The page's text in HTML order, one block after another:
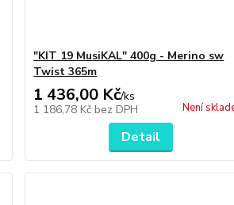
"KIT 19 MusiKAL" 400g - Merino sw
Twist 365m
1 436,00 Kč/ks
1 186,78 Kč bez DPH Není
Detail